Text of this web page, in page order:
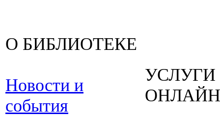
О БИБЛИОТЕКЕ
Новости и
события
УСЛУГИ
ОНЛАЙН